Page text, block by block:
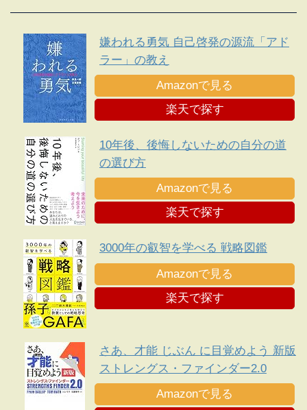
嫌われる勇気 自己啓発の源流「アド
ラー」の教え
Amazonで見る
楽天で探す
10年後、後悔しないための自分の道
の選び方
Amazonで見る
楽天で探す
3000年の叡智を学べる 戦略図鑑
Amazonで見る
楽天で探す
さあ、才能 じぶん に目覚めよう 新版
ストレングス・ファインダー2.0
Amazonで見る